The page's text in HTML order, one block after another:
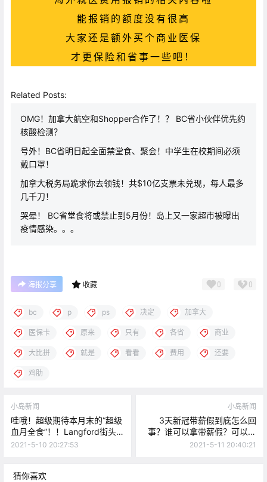
能报销的额度没有很高
大家还是额外买个商业医保
才更保险和省事一些吧！
Related Posts:
OMG！加拿大航空和Shopper合作了！？ BC省小伙伴优先约
核酸检测？
号外！BC省明日起全面禁堂食、聚会！中学生在校期间必须
戴口罩！
加拿大税务局跪求你去领钱！共$10亿支票未兑现，每人最多
几千刀！
哭晕！ BC省堂食将或禁止到5月份！岛上又一家超市被曝出
疫情感染。。。
海报分享 收藏 0 0
bc p ps 决定 加拿大
医保卡 原来 只有 各省 商业
大比拼 就是 看看 费用 还要
鸡肋
小岛新闻
哇哦！超级期待本月末的“超级
血月全食”！！Langford街头
惊现裸男狂奔。。。
2021-5-10 20:27:53
小岛新闻
3天新冠带薪假到底怎么回
事？谁可以拿带薪假？可以拿
多少钱呢？？
2021-5-11 20:40:21
猜你喜欢